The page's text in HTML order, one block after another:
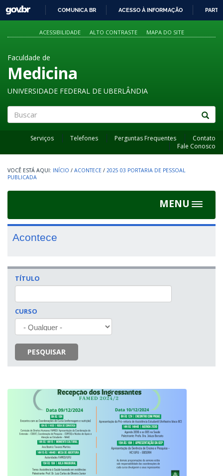
PARA
O
GOVBR
COMUNICA BR ACESSO À INFORMAÇÃO
ACESSIBILIDADE ALTO CONTRASTE MAPA DO SITE
Faculdade de
Medicina
UNIVERSIDADE FEDERAL DE UBERLÂNDIA
Serviços Telefones Perguntas Frequentes
Contato
Fale Conosco
INÍCIO / ACONTECE / 2025 03 PORTARIA DE PESSOAL
PUBLICADA
MENU
Toggle
Acontece
TÍTULO
CURSO
PESQUISAR